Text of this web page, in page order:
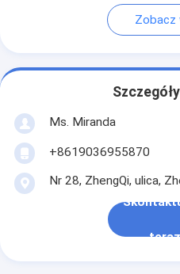
Zobacz
Ms. Miranda
+8619036955870
Nr 28, ZhengQi, ulica,